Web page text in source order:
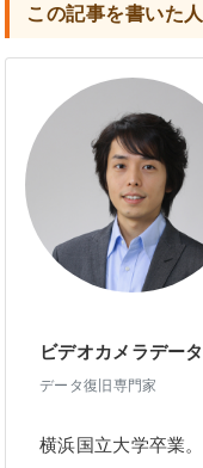
この記事を書いた人
ビデオカメラデ
データ復旧専門家
横浜国立大学卒業